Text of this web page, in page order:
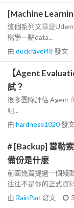
[Machine
這個系列文章是
檔學一點data...
由 duckravel48 發文
【Agent
試？
很多團隊評估 Agent
組...
由 hardness1020發
# [Backup] 當勒
備份是什麼
前面幾篇提過一個殘
往往不是你的正式資
由 RainPan 發文